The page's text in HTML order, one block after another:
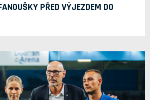
PŘED VÝJEZDEM DO